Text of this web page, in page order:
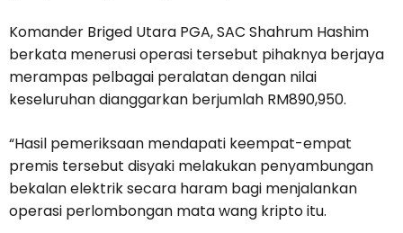
Komander Briged Utara PGA, SAC Shahrum Hashim
berkata menerusi operasi tersebut pihaknya berjaya
merampas pelbagai peralatan dengan nilai
keseluruhan dianggarkan berjumlah RM890,950.
“Hasil pemeriksaan mendapati keempat-empat
premis tersebut disyaki melakukan penyambungan
bekalan elektrik secara haram bagi menjalankan
operasi perlombongan mata wang kripto itu.